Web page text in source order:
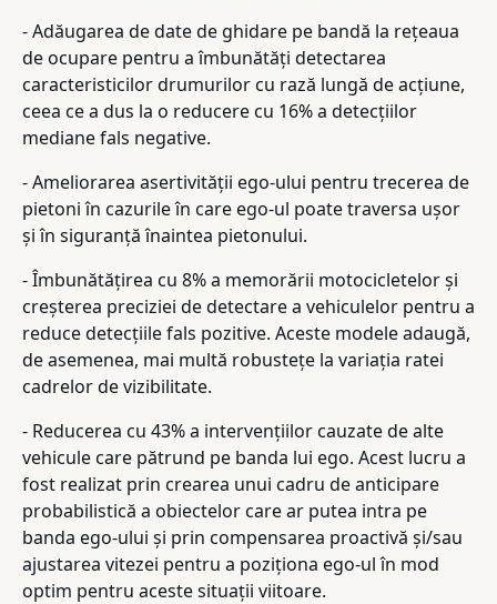
- Adăugarea de date de ghidare pe bandă la rețeaua
de ocupare pentru a îmbunătăți detectarea
caracteristicilor drumurilor cu rază lungă de acțiune,
ceea ce a dus la o reducere cu 16% a detecțiilor
mediane fals negative.
- Ameliorarea asertivității ego-ului pentru trecerea de
pietoni în cazurile în care ego-ul poate traversa ușor
și în siguranță înaintea pietonului.
- Îmbunătățirea cu 8% a memorării motocicletelor și
creșterea preciziei de detectare a vehiculelor pentru a
reduce detecțiile fals pozitive. Aceste modele adaugă,
de asemenea, mai multă robustețe la variația ratei
cadrelor de vizibilitate.
- Reducerea cu 43% a intervențiilor cauzate de alte
vehicule care pătrund pe banda lui ego. Acest lucru a
fost realizat prin crearea unui cadru de anticipare
probabilistică a obiectelor care ar putea intra pe
banda ego-ului și prin compensarea proactivă și/sau
ajustarea vitezei pentru a poziționa ego-ul în mod
optim pentru aceste situații viitoare.